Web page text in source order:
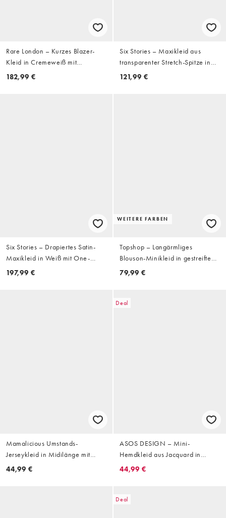
Rare London – Kurzes Blazer-
Kleid in Cremeweiß mit
gewickelter Vorderseite
182,99 €
Six Stories – Maxikleid aus
transparenter Stretch-Spitze in
Weiß mit ausgestellten Ärmeln
121,99 €
Six Stories – Drapiertes Satin-
Maxikleid in Weiß mit One-
Shoulder-Träger und
197,99 €
WEITERE FARBEN
Topshop – Langärmliges
Blouson-Minikleid in gestreiftem
Weiß
79,99 €
Mamalicious Umstands-
Jerseykleid in Midilänge mit
Bindegürtel in Creme-Melange
44,99 €
Deal
ASOS DESIGN – Mini-
Hemdkleid aus Jacquard in
Creme
44,99 €
Deal